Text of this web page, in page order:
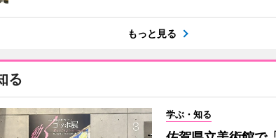
もっと見る
る
学ぶ・知る